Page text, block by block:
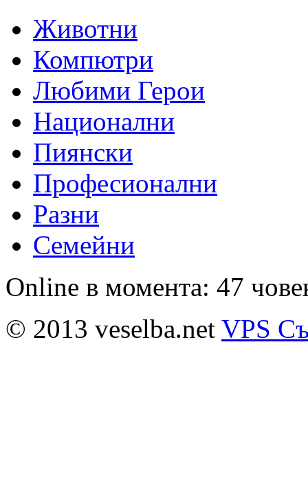
Животни
Компютри
Любими Герои
Национални
Пиянски
Професионални
Разни
Семейни
Online в момента: 47
© 2013 veselba.net VPS